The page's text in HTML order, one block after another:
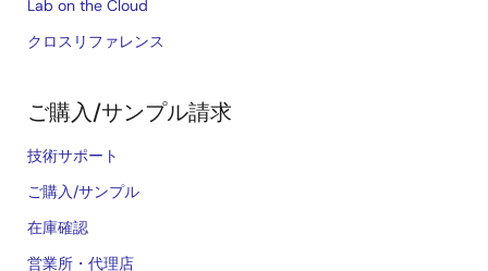
Lab on the Cloud
クロスリファレンス
ご購入/サンプル請求
技術サポート
ご購入/サンプル
在庫確認
営業所・代理店